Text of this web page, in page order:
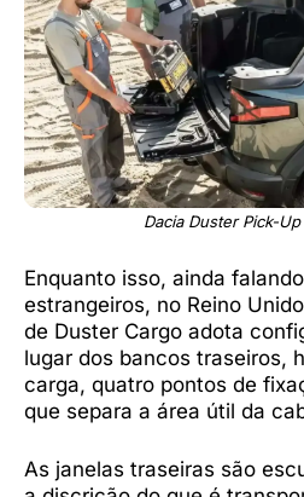
Dacia Duster Pick-
Enquanto isso, ainda
estrangeiros, no Reino
de Duster Cargo adota
lugar dos bancos traseiros,
carga, quatro pontos de
que separa a área útil da
As janelas traseiras são